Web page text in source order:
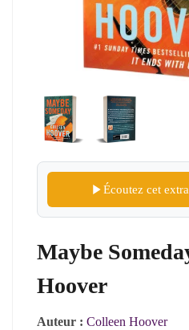
Écoutez cet
Maybe
Hoover
Auteur : Colleen Hoover